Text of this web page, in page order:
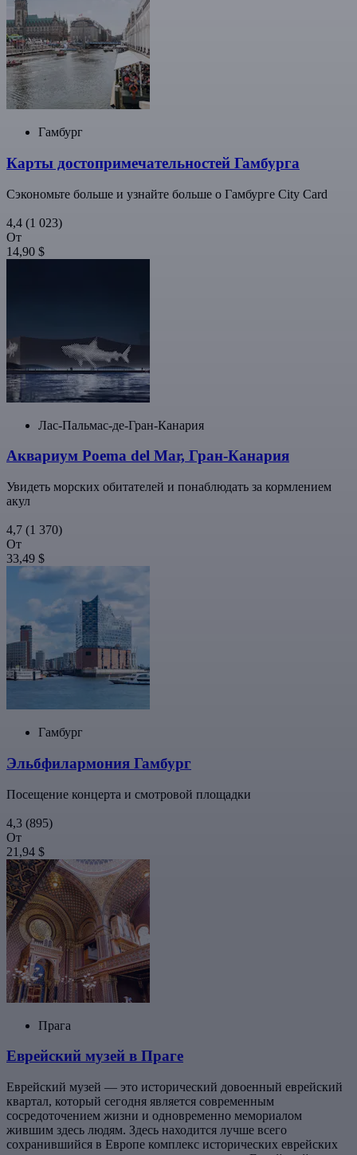
Гамбург
Карты достопримечательностей Гамбурга
Сэкономьте больше и узнайте больше о Гамбурге City Card
4,4 (1 023)
От
14,90 $
Лас-Пальмас-де-Гран-Канария
Аквариум Poema del Mar, Гран-Канария
Увидеть морских обитателей и понаблюдать за кормлением
акул
4,7 (1 370)
От
33,49 $
Гамбург
Эльбфилармония Гамбург
Посещение концерта и смотровой площадки
4,3 (895)
От
21,94 $
Прага
Еврейский музей в Праге
Еврейский музей — это исторический довоенный еврейский
квартал, который сегодня является современным
сосредоточением жизни и одновременно мемориалом
жившим здесь людям. Здесь находится лучше всего
сохранившийся в Европе комплекс исторических еврейских